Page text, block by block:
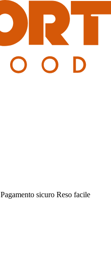
Pagamento sicuro Reso facile